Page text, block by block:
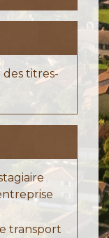
titres-
transport